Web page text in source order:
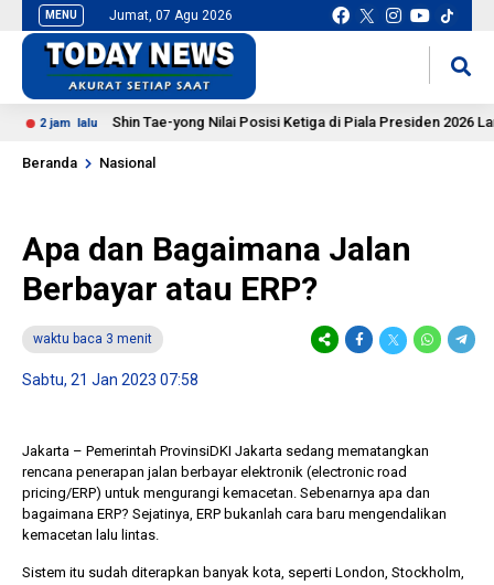
MENU Jumat, 07 Agu 2026
2 jam lalu Shin Tae-yong Nilai Posisi Ketiga di Piala Presiden 2026
Beranda Nasional
Apa dan Bagaimana Jalan
Berbayar atau ERP?
waktu baca 3 menit
Sabtu, 21 Jan 2023 07:58
Jakarta – Pemerintah ProvinsiDKI Jakarta sedang mematangkan
rencana penerapan jalan berbayar elektronik (electronic road
pricing/ERP) untuk mengurangi kemacetan. Sebenarnya apa dan
bagaimana ERP? Sejatinya, ERP bukanlah cara baru mengendalikan
kemacetan lalu lintas.
Sistem itu sudah diterapkan banyak kota, seperti London, Stockholm,
Banyak Gugatan di
KPU